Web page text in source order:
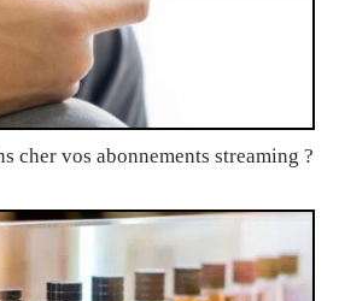
cher vos abonnements streaming ?